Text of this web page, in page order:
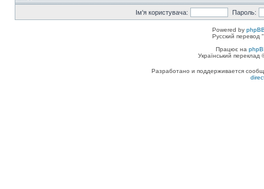
Ім'я користувача: Пароль:
Powered by
Русский перевод
Працює на
Український
Разработано и поддерживается